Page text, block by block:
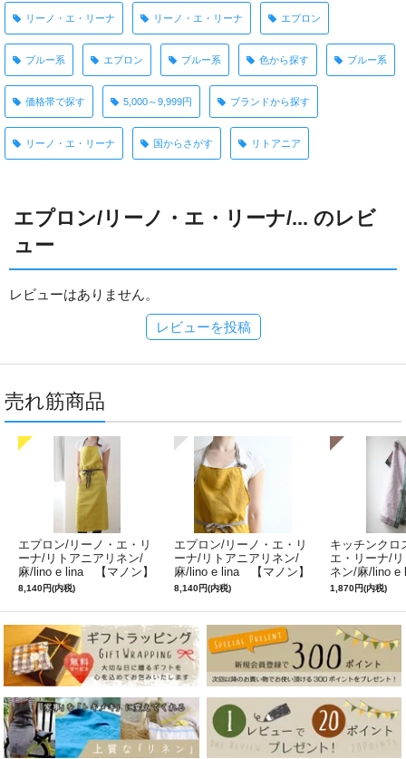
リーノ・エ・リーナ リーノ・エ・リーナ エプロン
ブルー系 エプロン ブルー系 色から探す ブルー系
価格帯で探す 5,000～9,999円 ブランドから探す
リーノ・エ・リーナ 国からさがす リトアニア
エプロン/リーノ・エ・リーナ/... のレビ
ュー
レビューはありません。
レビューを投稿
売れ筋商品
エプロン/リーノ・エ・リ
ーナ/リトアニアリネン/
麻/lino e lina 【マノン】
ミモザ
8,140円(内税)
エプロン/リーノ・エ・リ
ーナ/リトアニアリネン/
麻/lino e lina 【マノン】
サフランイエロー
8,140円(内税)
キッチンクロ
エ・リーナ/
ネン/麻/lino
ルフィ】パー
1,870円(内税)